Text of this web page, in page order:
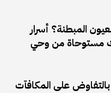
المبطنة؟ أسرار
مستوحاة من وحي
على المكافآت